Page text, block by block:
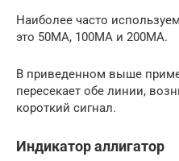
Наиболее часто
это 50MA, 100MA и 200MA.
В приведенном выше
пересекает обе линии,
короткий сигнал.
Индикатор аллигатор